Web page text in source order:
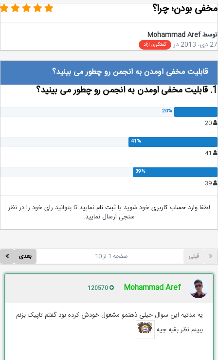
بودن؛ چرا؟
Mohammad Aref
در گفتگوی آزاد
قابلیت مخفی اومدن به انجمن رو چطور می بینید؟
لطفاوارد حساب کاربریخود شوید یا ثبت نامنمایید تا بتوانید رای خود را در نظر
سنجی ارسال نمایید.
قبلی بعدی صفحه 1 از 10
Mohammad Aref
یه مدتیه این سوال خیلی ذهنمو مشغول خودش کرده بود گفتم تاپیک بزنم
ببینم نظر بقیه چیه